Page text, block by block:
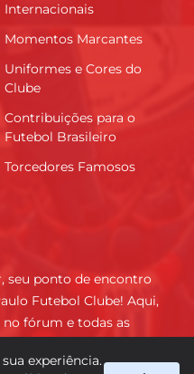
Internacionais
Momentos Marcantes
Uniformes e Cores do
Clube
Contribuições para o
Futebol Brasileiro
Torcedores Famosos
seu ponto de encontro
Futebol Clube! Aqui,
fórum e todas as
apaixonada pelo
experiência.